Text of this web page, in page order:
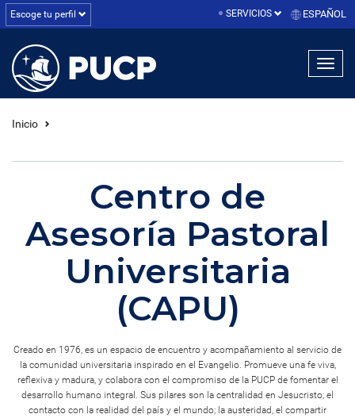
Escoge tu perfil SERVICIOS ESPAÑOL
Inicio
Centro de
Asesoría Pastoral
Universitaria
(CAPU)
Creado en 1976, es un espacio de encuentro y acompañamiento al servicio de
la comunidad universitaria inspirado en el Evangelio. Promueve una fe viva,
reflexiva y madura, y colabora con el compromiso de la PUCP de fomentar el
desarrollo humano integral. Sus pilares son la centralidad en Jesucristo; el
contacto con la realidad del país y el mundo; la austeridad, el compartir